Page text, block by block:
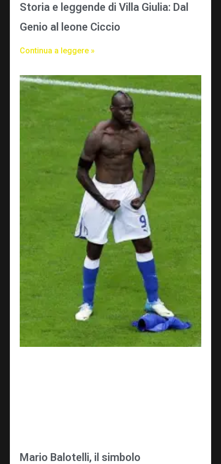
Storia e leggende di Villa Giulia: Dal
Genio al leone Ciccio
Continua a leggere »
Mario Balotelli, il simbolo